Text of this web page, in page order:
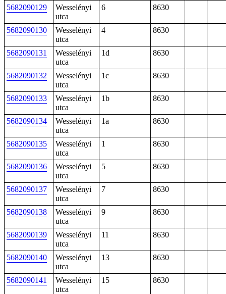
5682090129
Wesselényi
utca
6 8630
5682090130
Wesselényi
utca
4 8630
5682090131
Wesselényi
utca
1d 8630
5682090132
Wesselényi
utca
1c 8630
5682090133
Wesselényi
utca
1b 8630
5682090134
Wesselényi
utca
1a 8630
5682090135
Wesselényi
utca
1 8630
5682090136
Wesselényi
utca
5 8630
5682090137
Wesselényi
utca
7 8630
5682090138
Wesselényi
utca
9 8630
5682090139
Wesselényi
utca
11 8630
5682090140
Wesselényi
utca
13 8630
5682090141
Wesselényi
utca
15 8630